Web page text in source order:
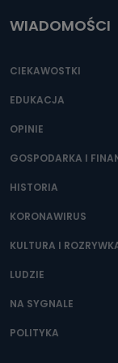
WIADOMOŚCI
CIEKAWOSTKI
EDUKACJA
OPINIE
GOSPODARKA I
HISTORIA
KORONAWIRUS
KULTURA I
LUDZIE
NA SYGNALE
POLITYKA